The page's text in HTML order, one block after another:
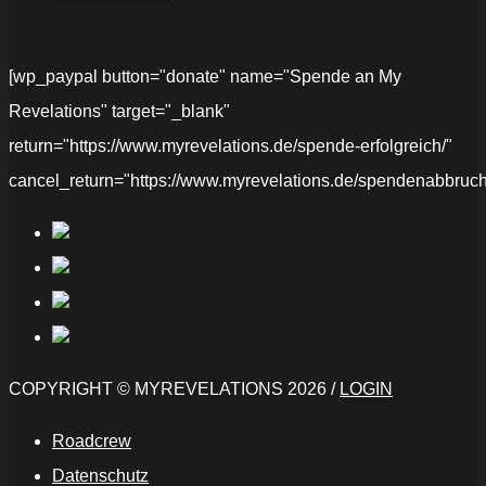
[wp_paypal button="donate" name="Spende an My
Revelations" target="_blank"
return="https://www.myrevelations.de/spende-erfolgreich/"
cancel_return="https://www.myrevelations.de/
COPYRIGHT © MYREVELATIONS 2026 / LOGIN
Roadcrew
Datenschutz